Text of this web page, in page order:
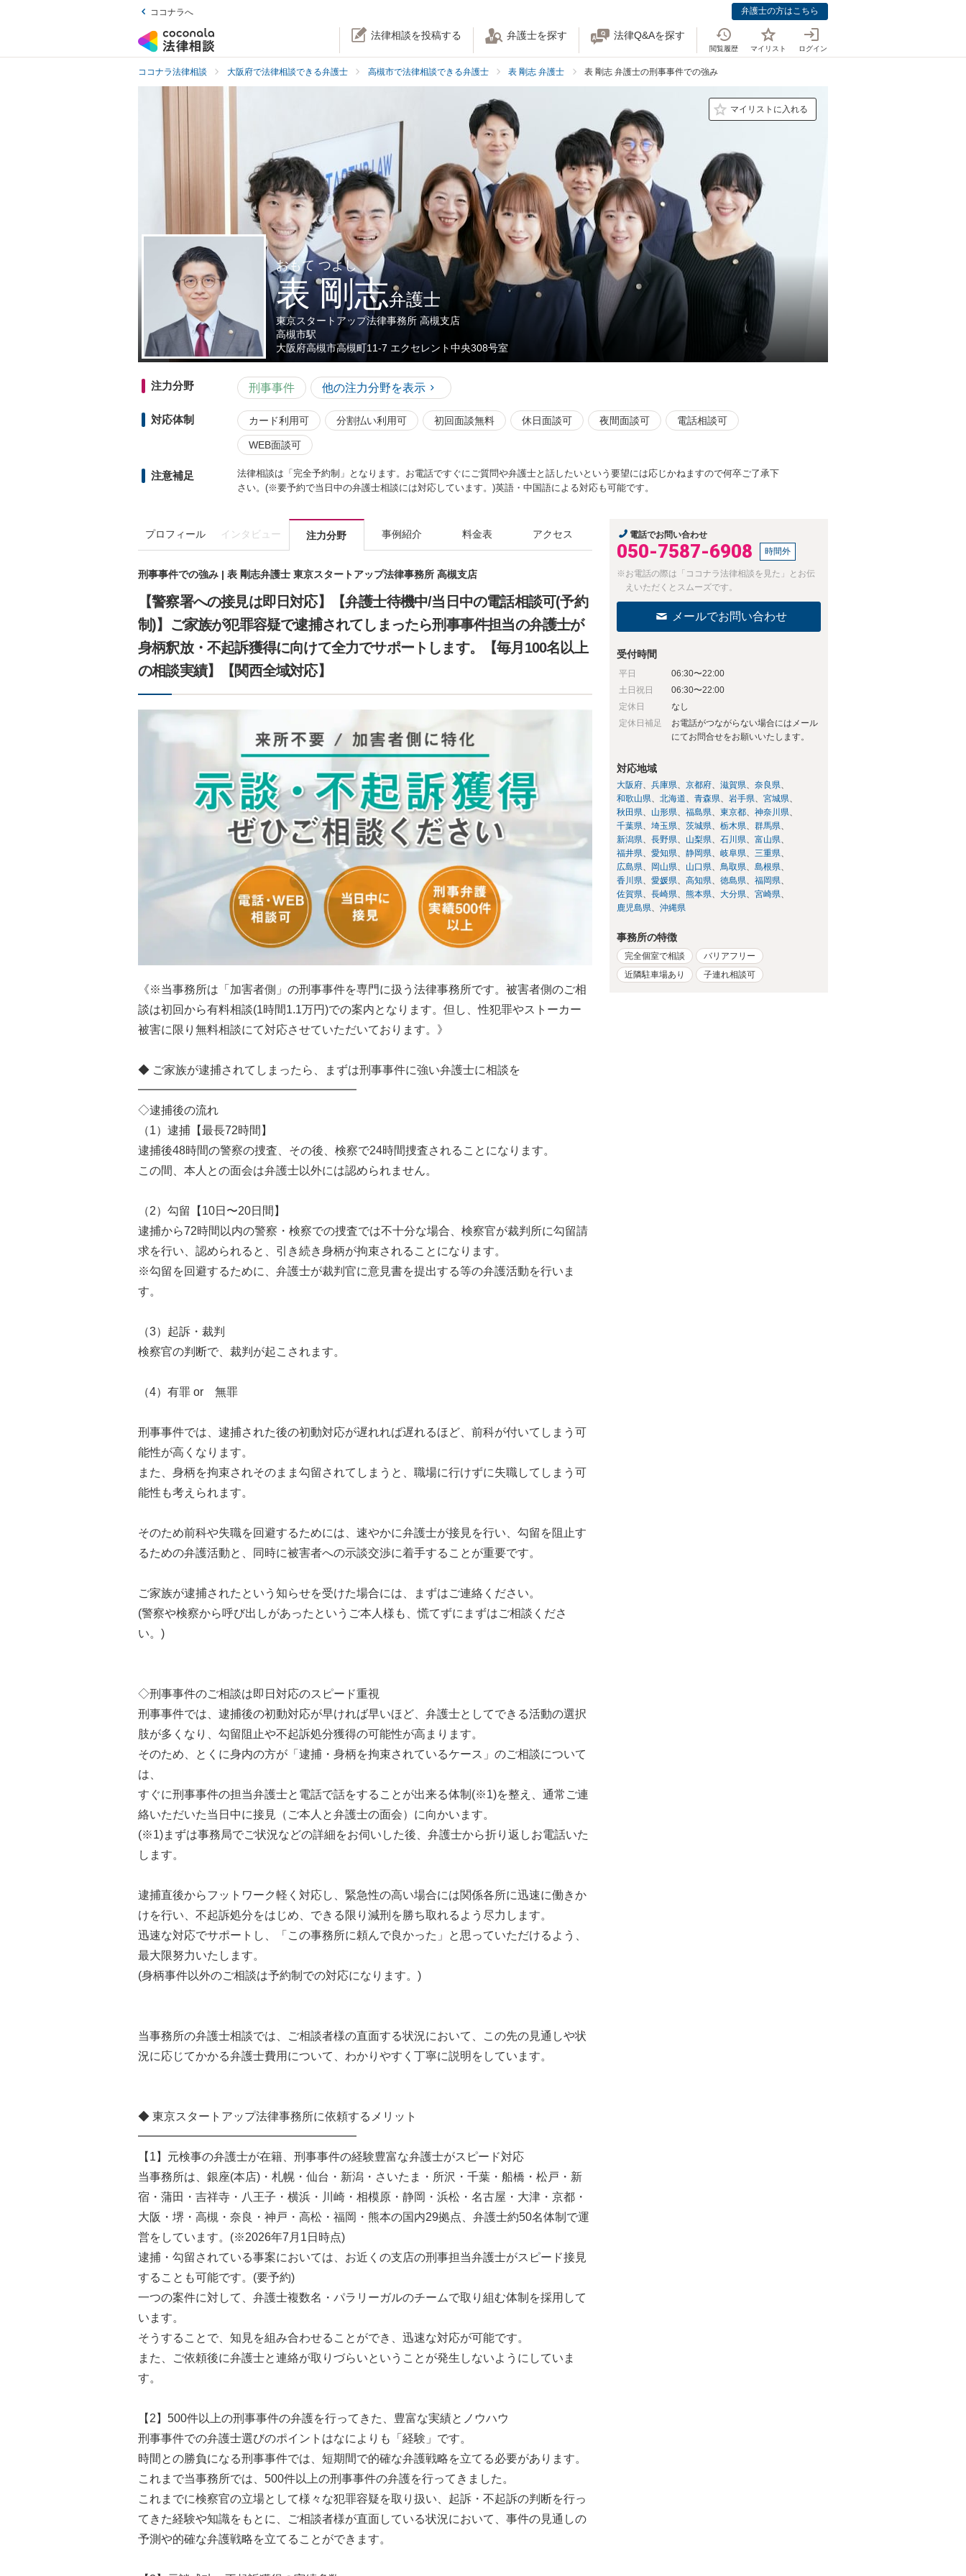
ココナラへ 弁護士の方はこちら
法律相談を投稿する 弁護士を探す 法律Q&Aを探す
閲覧履歴 マイリスト ログイン
ココナラ法律相談 大阪府で法律相談できる弁護士 高槻市で法律相談できる弁護士 表 剛志 弁護士 表 剛志 弁護士の刑事事件での強み
マイリストに入れる
おもて つよし
表 剛志弁護士
東京スタートアップ法律事務所 高槻支店
高槻市駅
大阪府高槻市高槻町11-7 エクセレント中央308号室
注力分野 刑事事件 他の注力分野を表示
対応体制 カード利用可 分割払い利用可 初回面談無料 休日面談可 夜間面談可 電話相談可
WEB面談可
注意補足
法律相談は「完全予約制」となります。お電話ですぐにご質問や弁護士と話したいという要望には応じかねますので何卒ご了承下
さい。(※要予約で当日中の弁護士相談には対応しています。)英語・中国語による対応も可能です。
プロフィール インタビュー 注力分野 事例紹介 料金表 アクセス
刑事事件での強み | 表 剛志弁護士 東京スタートアップ法律事務所 高槻支店
【警察署への接見は即日対応】【弁護士待機中/当日中の電話相談可(予約
制)】ご家族が犯罪容疑で逮捕されてしまったら刑事事件担当の弁護士が
身柄釈放・不起訴獲得に向けて全力でサポートします。【毎月100名以上
の相談実績】【関西全域対応】
《※当事務所は「加害者側」の刑事事件を専門に扱う法律事務所です。被害者側のご相
談は初回から有料相談(1時間1.1万円)での案内となります。但し、性犯罪やストーカー
被害に限り無料相談にて対応させていただいております。》
◆ ご家族が逮捕されてしまったら、まずは刑事事件に強い弁護士に相談を
━━━━━━━━━━━━━━━━━━━
◇逮捕後の流れ
（1）逮捕【最長72時間】
逮捕後48時間の警察の捜査、その後、検察で24時間捜査されることになります。
この間、本人との面会は弁護士以外には認められません。
（2）勾留【10日〜20日間】
逮捕から72時間以内の警察・検察での捜査では不十分な場合、検察官が裁判所に勾留請
求を行い、認められると、引き続き身柄が拘束されることになります。
※勾留を回避するために、弁護士が裁判官に意見書を提出する等の弁護活動を行いま
す。
（3）起訴・裁判
検察官の判断で、裁判が起こされます。
（4）有罪 or 無罪
刑事事件では、逮捕された後の初動対応が遅れれば遅れるほど、前科が付いてしまう可
能性が高くなります。
また、身柄を拘束されそのまま勾留されてしまうと、職場に行けずに失職してしまう可
能性も考えられます。
そのため前科や失職を回避するためには、速やかに弁護士が接見を行い、勾留を阻止す
るための弁護活動と、同時に被害者への示談交渉に着手することが重要です。
ご家族が逮捕されたという知らせを受けた場合には、まずはご連絡ください。
(警察や検察から呼び出しがあったというご本人様も、慌てずにまずはご相談くださ
い。)
◇刑事事件のご相談は即日対応のスピード重視
刑事事件では、逮捕後の初動対応が早ければ早いほど、弁護士としてできる活動の選択
肢が多くなり、勾留阻止や不起訴処分獲得の可能性が高まります。
そのため、とくに身内の方が「逮捕・身柄を拘束されているケース」のご相談について
は、
すぐに刑事事件の担当弁護士と電話で話をすることが出来る体制(※1)を整え、通常ご連
絡いただいた当日中に接見（ご本人と弁護士の面会）に向かいます。
(※1)まずは事務局でご状況などの詳細をお伺いした後、弁護士から折り返しお電話いた
します。
逮捕直後からフットワーク軽く対応し、緊急性の高い場合には関係各所に迅速に働きか
けを行い、不起訴処分をはじめ、できる限り減刑を勝ち取れるよう尽力します。
迅速な対応でサポートし、「この事務所に頼んで良かった」と思っていただけるよう、
最大限努力いたします。
(身柄事件以外のご相談は予約制での対応になります。)
当事務所の弁護士相談では、ご相談者様の直面する状況において、この先の見通しや状
況に応じてかかる弁護士費用について、わかりやすく丁寧に説明をしています。
◆ 東京スタートアップ法律事務所に依頼するメリット
━━━━━━━━━━━━━━━━━━━
【1】元検事の弁護士が在籍、刑事事件の経験豊富な弁護士がスピード対応
当事務所は、銀座(本店)・札幌・仙台・新潟・さいたま・所沢・千葉・船橋・松戸・新
宿・蒲田・吉祥寺・八王子・横浜・川崎・相模原・静岡・浜松・名古屋・大津・京都・
大阪・堺・高槻・奈良・神戸・高松・福岡・熊本の国内29拠点、弁護士約50名体制で運
営をしています。(※2026年7月1日時点)
逮捕・勾留されている事案においては、お近くの支店の刑事担当弁護士がスピード接見
することも可能です。(要予約)
一つの案件に対して、弁護士複数名・パラリーガルのチームで取り組む体制を採用して
います。
そうすることで、知見を組み合わせることができ、迅速な対応が可能です。
また、ご依頼後に弁護士と連絡が取りづらいということが発生しないようにしていま
す。
【2】500件以上の刑事事件の弁護を行ってきた、豊富な実績とノウハウ
刑事事件での弁護士選びのポイントはなによりも「経験」です。
時間との勝負になる刑事事件では、短期間で的確な弁護戦略を立てる必要があります。
これまで当事務所では、500件以上の刑事事件の弁護を行ってきました。
これまでに検察官の立場として様々な犯罪容疑を取り扱い、起訴・不起訴の判断を行っ
てきた経験や知識をもとに、ご相談者様が直面している状況において、事件の見通しの
予測や的確な弁護戦略を立てることができます。
電話でお問い合わせ
050-7587-6908 時間外
※お電話の際は「ココナラ法律相談を見た」とお伝
えいただくとスムーズです。
メールでお問い合わせ
受付時間
平日
06:30〜22:00
土日祝日
06:30〜22:00
定休日
なし
定休日補足
お電話がつながらない場合にはメール
にてお問合せをお願いいたします。
対応地域
大阪府 兵庫県 京都府 滋賀県
奈良県
和歌山県
北海道 青森県 岩手県
宮城県
秋田県
山形県 福島県 東京都
神奈川県
千葉県
埼玉県 茨城県 栃木県
群馬県
新潟県
長野県 山梨県 石川県
富山県
福井県
愛知県 静岡県 岐阜県
三重県
広島県
岡山県 山口県 鳥取県
島根県
香川県
愛媛県 高知県 徳島県
福岡県
佐賀県
長崎県 熊本県 大分県
宮崎県
鹿児島県
沖縄県
事務所の特徴
完全個室で相談
バリアフリー
近隣駐車場あり
子連れ相談可